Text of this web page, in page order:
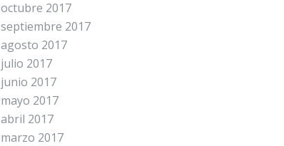
octubre 2017
septiembre 2017
agosto 2017
julio 2017
junio 2017
mayo 2017
abril 2017
marzo 2017